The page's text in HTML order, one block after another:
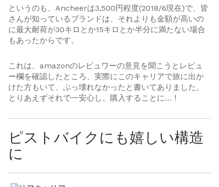
というのも、Ancheerは3,500円程度(2018/6現在)で、皆
さんが知っているブランドは、それよりも金額が高いの
に最大耐荷が30キロとか15キロとか半分に満たない場合
もあったからです。
これは、amazonのレビュワーの意見を聞こうとレビュ
ー欄を確認したところ、実際にこのキャリアで旅に出か
けた方もいて、ぶっ壊れなかったと書いてありました。
とりあえずそれで一安心し、購入することに…！
ピストバイクにも嬉しい構造
に